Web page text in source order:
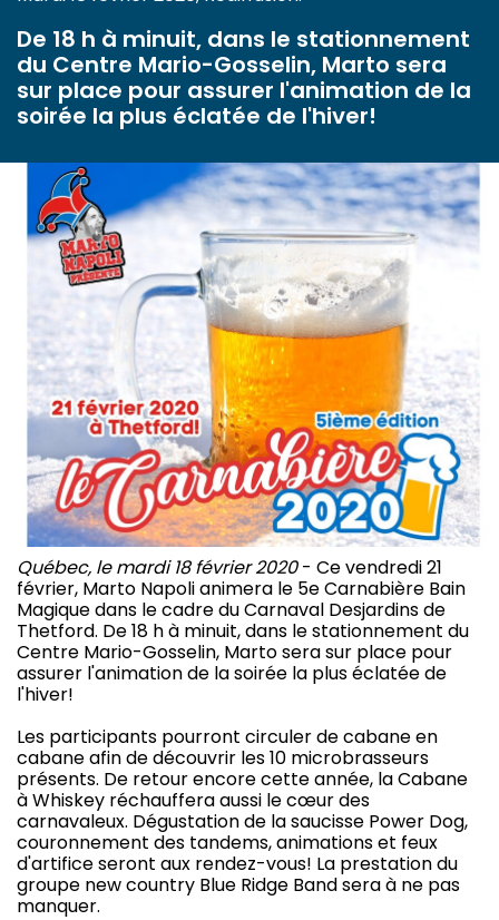
De 18 h à minuit, dans le stationnement
du Centre Mario-Gosselin, Marto sera
sur place pour assurer l'animation de la
soirée la plus éclatée de l'hiver!
Québec, le mardi 18 février 2020- Ce vendredi 21
février, Marto Napoli animera le 5e Carnabière Bain
Magique dans le cadre du Carnaval Desjardins de
Thetford. De 18 h à minuit, dans le stationnement du
Centre Mario-Gosselin, Marto sera sur place pour
assurer l'animation de la soirée la plus éclatée de
l'hiver!
Les participants pourront circuler de cabane en
cabane afin de découvrir les 10 microbrasseurs
présents. De retour encore cette année, la Cabane
à Whiskey réchauffera aussi le cœur des
carnavaleux. Dégustation de la saucisse Power Dog,
couronnement des tandems, animations et feux
d'artifice seront aux rendez-vous! La prestation du
groupe new country Blue Ridge Band sera à ne pas
manquer.